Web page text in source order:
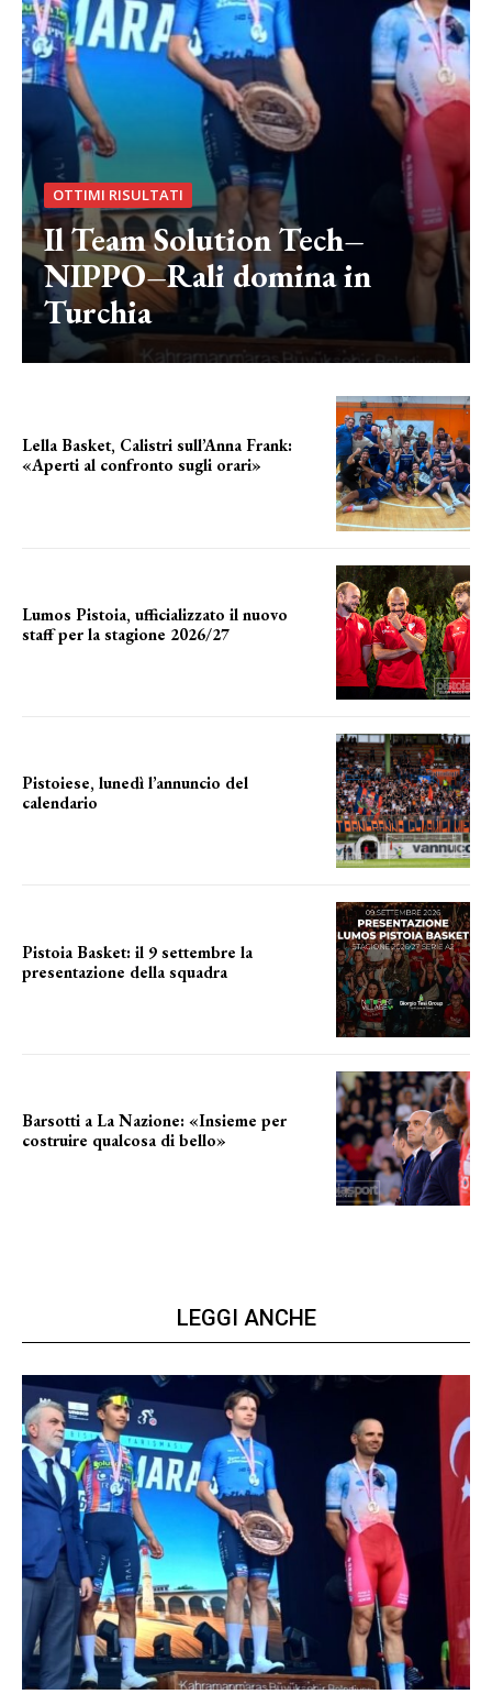
OTTIMI RISULTATI
Il Team Solution Tech–
NIPPO–Rali domina in
Turchia
Lella Basket, Calistri sull’Anna Frank:
«Aperti al confronto sugli orari»
Lumos Pistoia, ufficializzato il nuovo
staff per la stagione 2026/27
Pistoiese, lunedì l’annuncio del
calendario
Pistoia Basket: il 9 settembre la
presentazione della squadra
Barsotti a La Nazione: «Insieme per
costruire qualcosa di bello»
LEGGI ANCHE